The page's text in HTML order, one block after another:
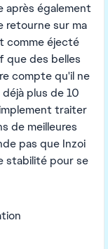
après également
retourne sur ma
comme éjecté
que des belles
compte qu'il ne
plus de 10
traiter
de meilleures
pas que Inzoi
stabilité pour se